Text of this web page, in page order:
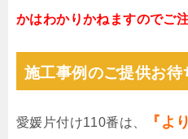
かはわかりかねますのでご
施工事例のご提供お待
愛媛片付け110番は、
『よ